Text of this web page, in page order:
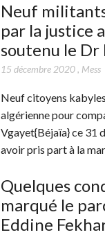
Neuf
par la justice
soutenu le Dr
15 décembre 2020, Mess
Neuf citoyens
algérienne pour
Vgayet{Béjaïa} ce 31
avoir pris part à la
Quelques
marqué le
Eddine